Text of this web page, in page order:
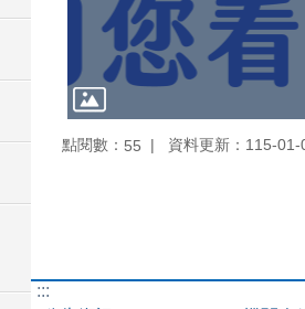
點閱數： 55 資料更新：115-01-
:::